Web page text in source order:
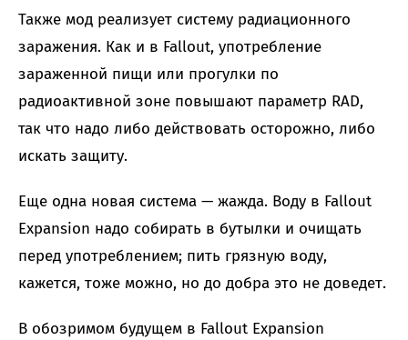
Также мод реализует систему радиационного
заражения. Как и в Fallout, употребление
зараженной пищи или прогулки по
радиоактивной зоне повышают параметр RAD,
так что надо либо действовать осторожно, либо
искать защиту.
Еще одна новая система — жажда. Воду в Fallout
Expansion надо собирать в бутылки и очищать
перед употреблением; пить грязную воду,
кажется, тоже можно, но до добра это не доведет.
В обозримом будущем в Fallout Expansion